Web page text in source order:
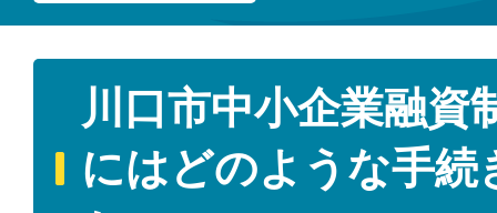
川口市中小企業融資
にはどのような手続